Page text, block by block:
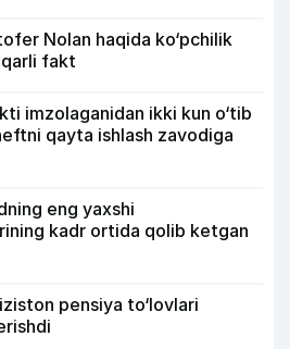
Nolan haqida ko‘pchilik
fakt
imzolaganidan ikki kun o‘tib
qayta ishlash zavodiga
eng yaxshi
kadr ortida qolib ketgan
pensiya to‘lovlari